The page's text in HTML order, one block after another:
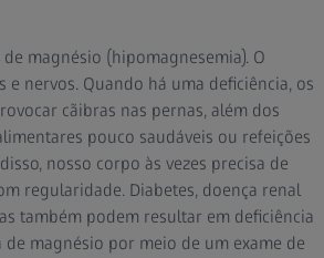
magnésio (hipomagnesemia). O
nervos. Quando há uma deficiência, os
cãibras nas pernas, além dos
pouco saudáveis ou refeições
nosso corpo às vezes precisa de
regularidade. Diabetes, doença renal
também podem resultar em deficiência
magnésio por meio de um exame de